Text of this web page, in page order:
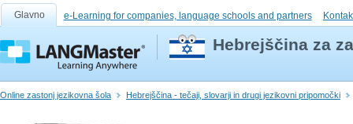
Glavno e-Learning for companies, language schools and partners
Hebrejščina za
Online zastonj jezikovna šola Hebrejščina - tečaji, slovarji in drugi jezikovni pripomočki